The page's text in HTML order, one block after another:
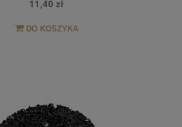
11,40 zł
DO KOSZYKA